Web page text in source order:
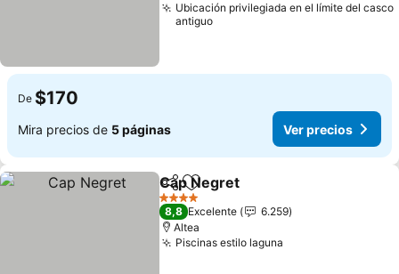
Ubicación privilegiada en el límite del casco
antiguo
De $170
Mira precios de 5 páginas Ver precios
CompartirAgregar a favoritos
Cap Negret
4 Estrellas
8,8 Excelente
6.259
Altea
Piscinas estilo laguna